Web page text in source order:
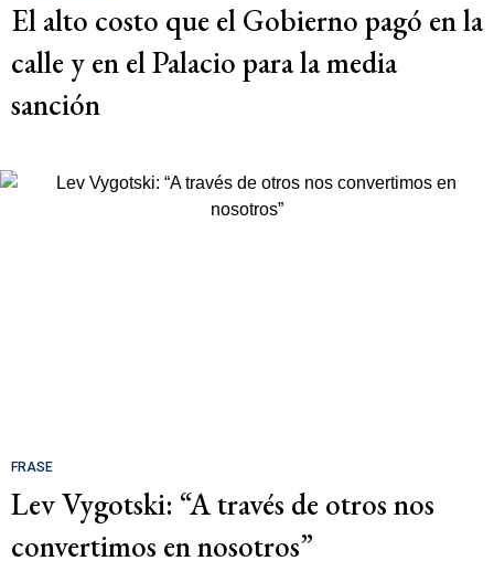
El alto costo que el Gobierno pagó en la
calle y en el Palacio para la media
sanción
FRASE
Lev Vygotski: “A través de otros nos
convertimos en nosotros”